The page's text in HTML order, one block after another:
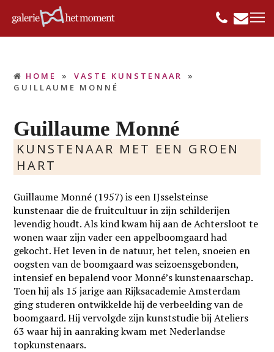
HOME » VASTE KUNSTENAAR
»
GUILLAUME MONNÉ
Guillaume Monné
KUNSTENAAR MET EEN GROEN
HART
Guillaume Monné (1957) is een IJsselsteinse
kunstenaar die de fruitcultuur in zijn schilderijen
levendig houdt. Als kind kwam hij aan de Achtersloot te
wonen waar zijn vader een appelboomgaard had
gekocht. Het leven in de natuur, het telen, snoeien en
oogsten van de boomgaard was seizoensgebonden,
intensief en bepalend voor Monné’s kunstenaarschap.
Toen hij als 15 jarige aan Rijksacademie Amsterdam
ging studeren ontwikkelde hij de verbeelding van de
boomgaard. Hij vervolgde zijn kunststudie bij Ateliers
63 waar hij in aanraking kwam met Nederlandse
topkunstenaars.